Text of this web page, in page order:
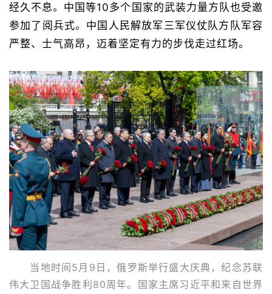
经久不息。中国等10多个国家的武装力量方队也受邀
参加了阅兵式。中国人民解放军三军仪仗队方队军容
严整、士气高昂，迈着坚定有力的步伐走过红场。
当地时间5月9日，俄罗斯举行盛大庆典，纪念苏联
伟大卫国战争胜利80周年。国家主席习近平和来自世界